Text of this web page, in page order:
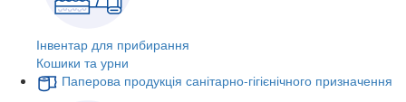
Інвентар для прибирання
Кошики та урни
Паперова продукція санітарно-гігієнічного призначення